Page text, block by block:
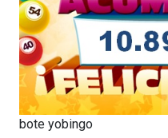
bote yobingo